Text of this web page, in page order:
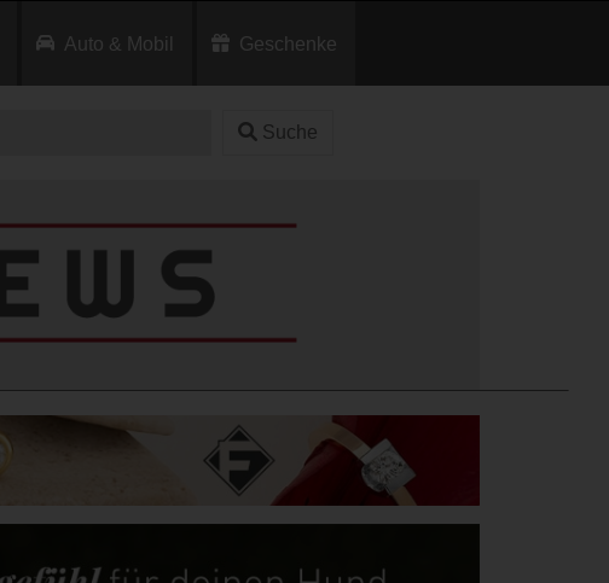
Auto & Mobil Geschenke
Suche